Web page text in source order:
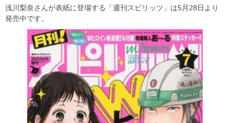
浅川梨奈さんが表紙に登場する「週刊スピリッツ」は5月28日より
発売中です。